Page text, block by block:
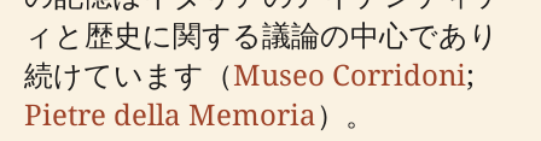
ィと歴史に関する議論の中心であり
続けています（Museo Corridoni;
Pietre della Memoria）。